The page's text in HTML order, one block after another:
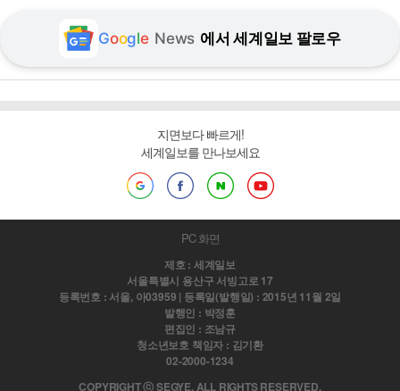
Google News 에서 세계일보 팔로우
지면보다 빠르게!
세계일보를 만나보세요
PC 화면
제호 : 세계일보
서울특별시 용산구 서빙고로 17
등록번호 : 서울, 아03959 | 등록일(발행일) : 2015년 11월 2일
발행인 : 박정훈
편집인 : 조남규
청소년보호 책임자 : 김기환
02-2000-1234
COPYRIGHT ⓒ SEGYE. ALL RIGHTS RESERVED.